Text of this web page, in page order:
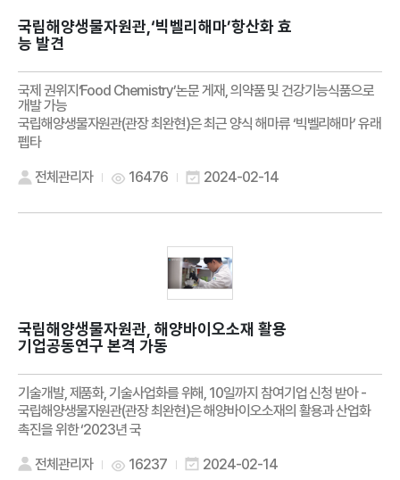
국립해양생물자원관,‘빅벨리해마’항산화 효
능 발견
국제 권위지‘Food Chemistry’논문 게재, 의약품 및 건강기능식품으로
개발 가능
국립해양생물자원관(관장 최완현)은 최근 양식 해마류 ‘빅벨리해마’ 유래
펩타
전체관리자 16476 2024-02-14
국립해양생물자원관, 해양바이오소재 활용
기업공동연구 본격 가동
기술개발, 제품화, 기술사업화를 위해, 10일까지 참여기업 신청 받아 -
국립해양생물자원관(관장 최완현)은 해양바이오소재의 활용과 산업화
촉진을 위한 ‘2023년 국
전체관리자 16237 2024-02-14